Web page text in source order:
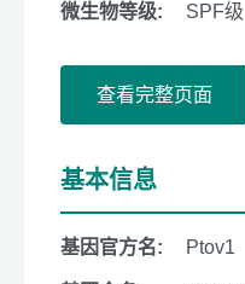
微生物等级: SPF级
查看完整页面
基本信息
基因官方名: Ptov1